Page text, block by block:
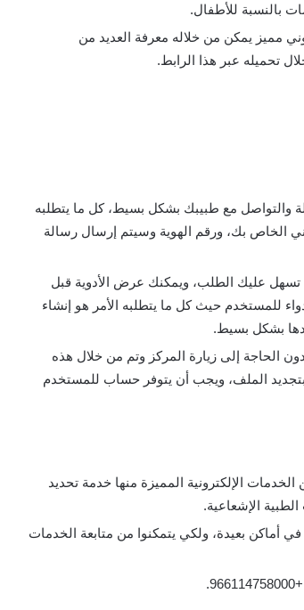
بالنسبة للأطفال.
مميز يمكن من خلاله معرفة العديد من
تحميله عبر هذا الرابط.
والتواصل مع طبيبك بشكل بسيط، كل ما يتطلبه
الخاص بك، ورقم الهوية وسيتم إرسال رسالة
تسهل عليك الطلب، ويمكنك عرض الأدوية قبل
للمستخدم حيث كل ما يتطلبه الأمر هو إنشاء
بشكل بسيط.
الحاجة إلى زيارة المركز وتم من خلال هذه
بتجديد الملف، ويجب أن يتوفر حساب للمستخدم
الإلكترونية المميزة منها خدمة تحديد
الإشعاعية.
أماكن بعيدة، ولكي يتمكنوا من متابعة الخدمات